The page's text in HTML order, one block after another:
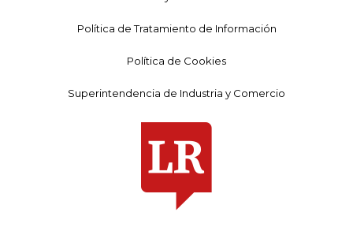
Política de Tratamiento de Información
Política de Cookies
Superintendencia de Industria y Comercio